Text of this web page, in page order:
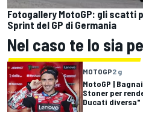
Fotogallery MotoGP: gli scatti
Sprint del GP di Germania
Nel caso te lo sia
MOTOGP2 g
MotoGP |
Stoner per
Ducati diversa"